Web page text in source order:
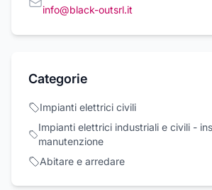
info@black-outsrl.it
Categorie
Impianti elettrici civili
Impianti elettrici industriali e civili -
manutenzione
Abitare e arredare